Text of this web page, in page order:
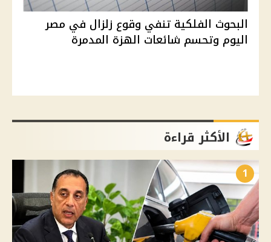
البحوث الفلكية تنفي وقوع زلزال في مصر
اليوم وتحسم شائعات الهزة المدمرة
الأكثر قراءة
1